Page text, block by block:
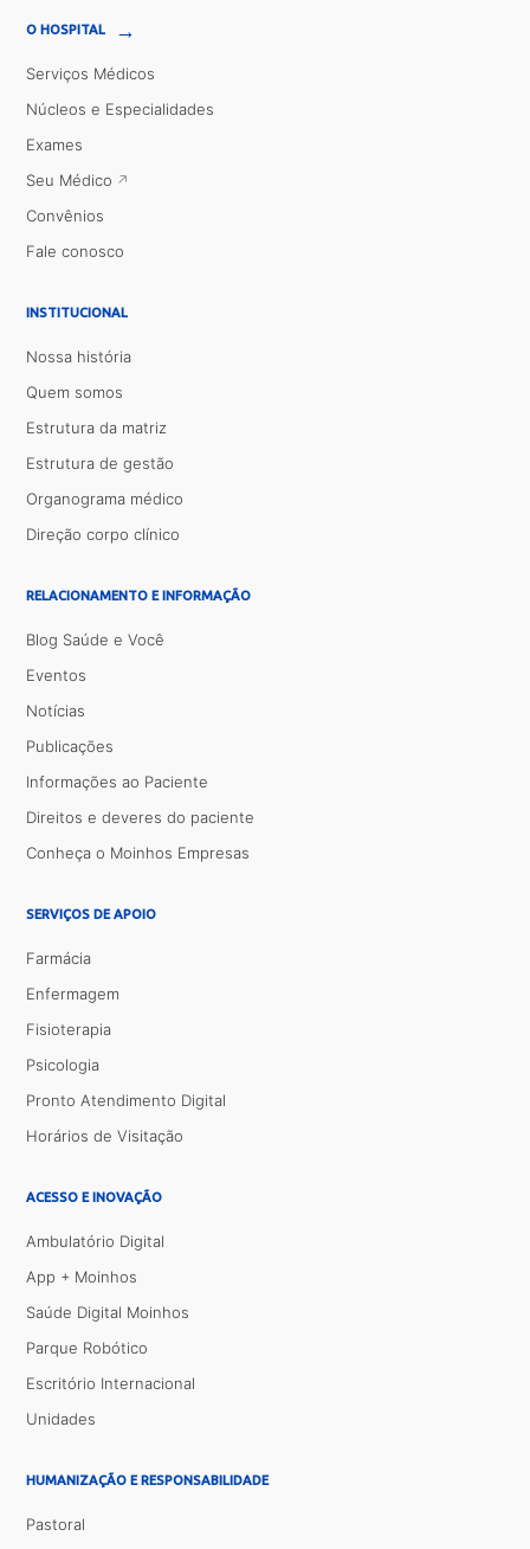
O HOSPITAL →
Serviços Médicos
Núcleos e Especialidades
Exames
Seu Médico
Convênios
Fale conosco
INSTITUCIONAL
Nossa história
Quem somos
Estrutura da matriz
Estrutura de gestão
Organograma médico
Direção corpo clínico
RELACIONAMENTO E INFORMAÇÃO
Blog Saúde e Você
Eventos
Notícias
Publicações
Informações ao Paciente
Direitos e deveres do paciente
Conheça o Moinhos Empresas
SERVIÇOS DE APOIO
Farmácia
Enfermagem
Fisioterapia
Psicologia
Pronto Atendimento Digital
Horários de Visitação
ACESSO E INOVAÇÃO
Ambulatório Digital
App + Moinhos
Saúde Digital Moinhos
Parque Robótico
Escritório Internacional
Unidades
HUMANIZAÇÃO E RESPONSABILIDADE
Pastoral